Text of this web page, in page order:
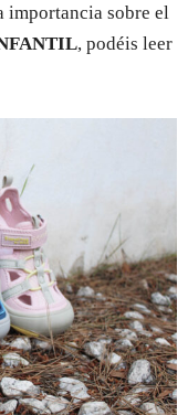
importancia sobre el
, podéis leer